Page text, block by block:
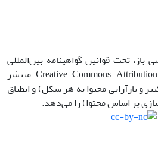
تحت قوانین گواهینامه بین‌المللی
Creative Commons Attribution 4.0 International License منتشر
و بازآرایی محتوا به هر شکل) و انطباق
بر اساس محتوا) را می‌دهد.